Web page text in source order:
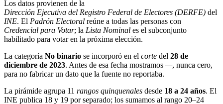
Los datos provienen de la
Dirección Ejecutiva del Registro Federal de Electores (DERFE) del
INE. El Padrón Electoral reúne a todas las personas con
Credencial para Votar; la Lista Nominal es el subconjunto
habilitado para votar en la próxima elección.
La categoría No binario se incorporó en el corte del 28 de
diciembre de 2023. Antes de esa fecha mostramos —, nunca cero,
para no fabricar un dato que la fuente no reportaba.
La pirámide agrupa 11 rangos quinquenales desde 18 a 24 años. El
INE publica 18 y 19 por separado; los sumamos al rango 20–24